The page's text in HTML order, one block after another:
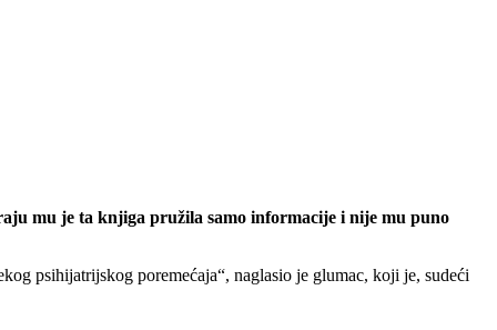
mu je ta knjiga pružila samo informacije i nije mu puno
psihijatrijskog poremećaja“, naglasio je glumac, koji je, sudeći